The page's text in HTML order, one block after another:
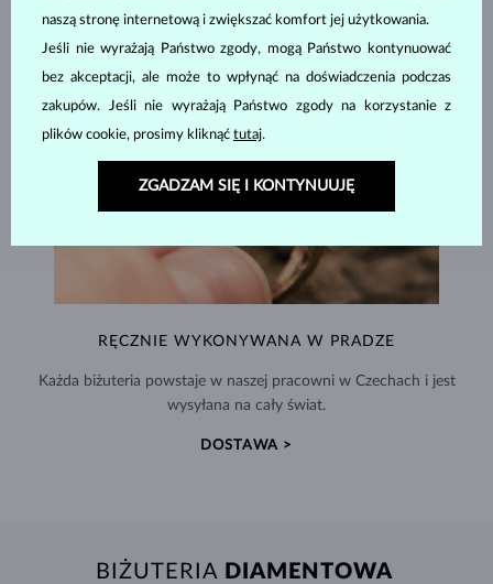
RĘCZNIE WYKONYWANA W PRADZE
Każda biżuteria powstaje w naszej pracowni w Czechach i jest
wysyłana na cały świat.
DOSTAWA >
BIŻUTERIA DIAMENTOWA
naszą stronę internetową i zwiększać komfort jej użytkowania.
Jeśli nie wyrażają Państwo zgody, mogą Państwo kontynuować
bez akceptacji, ale może to wpłynąć na doświadczenia podczas
zakupów. Jeśli nie wyrażają Państwo zgody na korzystanie z
plików cookie, prosimy kliknąć tutaj.
ZGADZAM SIĘ I KONTYNUUJĘ